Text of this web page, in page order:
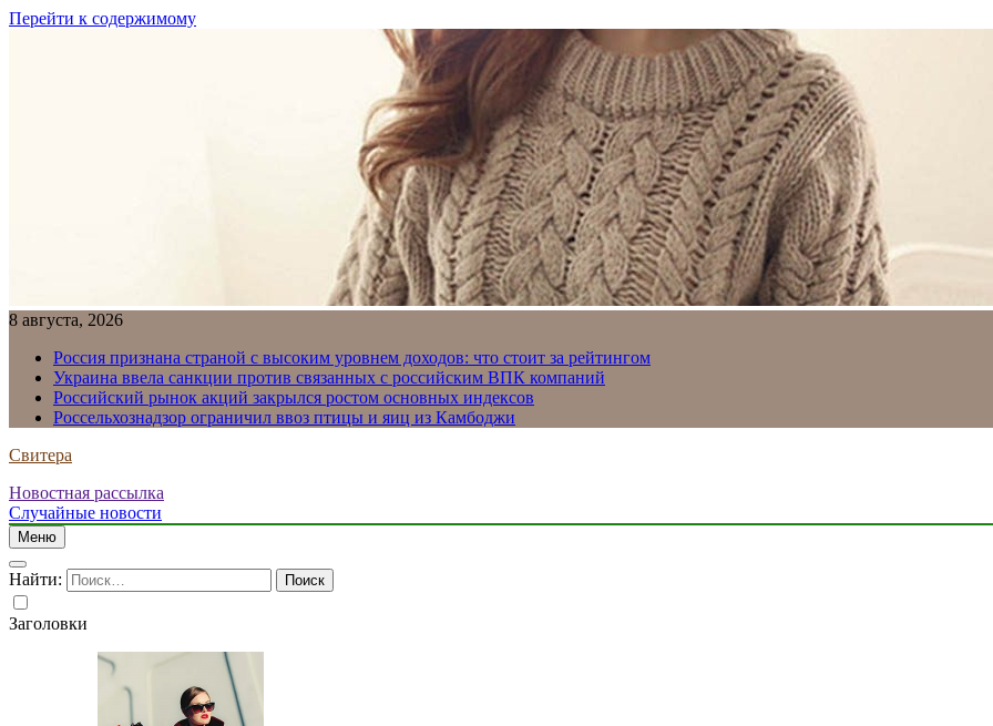
Перейти к содержимому
8 августа, 2026
Россия признана страной с высоким уровнем доходов: что стоит за рейтингом
Украина ввела санкции против связанных с российским ВПК компаний
Российский рынок акций закрылся ростом основных индексов
Россельхознадзор ограничил ввоз птицы и яиц из Камбоджи
Свитера
Новостная рассылка
Случайные новости
Меню
Найти:
Заголовки